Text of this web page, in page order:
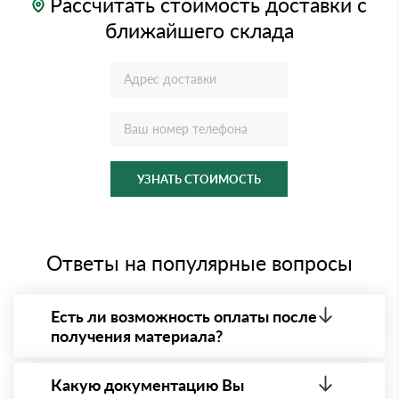
ближайшего склада
УЗНАТЬ СТОИМОСТЬ
Ответы на популярные вопросы
Есть ли возможность оплаты после
получения материала?
- оплата по факту получения товара. При этом,
Какую документацию Вы